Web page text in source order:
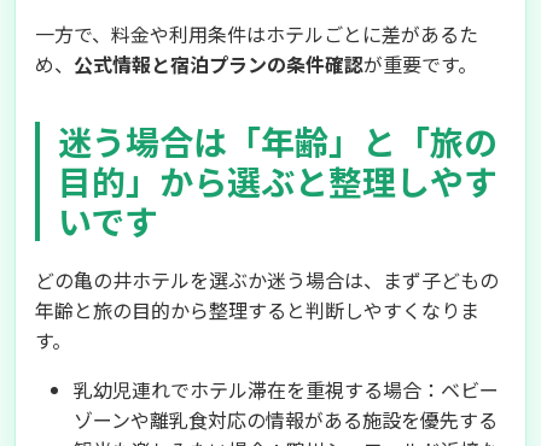
一方で、料金や利用条件はホテルごとに差があるた
め、 公式情報と宿泊プランの条件確認が重要です。
迷う場合は「年齢」と「旅の
目的」から選ぶと整理しやす
いです
どの亀の井ホテルを選ぶか迷う場合は、まず子どもの
年齢と旅の目的から整理すると判断しやすくなりま
す。
乳幼児連れでホテル滞在を重視する場合：ベビー
ゾーンや離乳食対応の情報がある施設を優先する